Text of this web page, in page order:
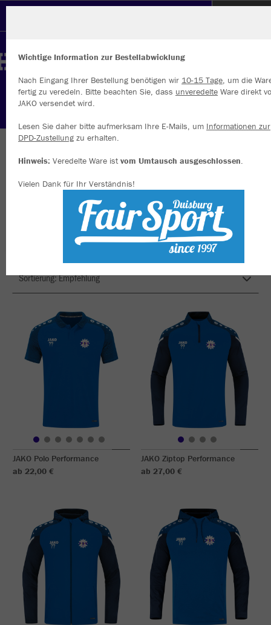
Herzlich willkommen im Vereinsshop des PSV
Neuss
Farbe
JAKO Polo Performance
ab 22,00 €
JAKO Ziptop Performance
ab 27,00 €
Wichtige Information zur Bestellabwicklung
Nach Eingang Ihrer Bestellung benötigen wir 10-15 Tage, um die
fertig zu veredeln. Bitte beachten Sie, dass unveredelte Ware direkt
JAKO versendet wird.
Lesen Sie daher bitte aufmerksam Ihre E-Mails, um Informationen zur
DPD-Zustellung zu erhalten.
Hinweis: Veredelte Ware istvom Umtausch ausgeschlossen.
Vielen Dank für Ihr Verständnis!
Wir verwenden Cookies
Inhalte anzeigen und unsere Website verbessern. Weitere
zu den Cookies findest Du in den Einstellungen.
Alle akzeptieren
Alle ablehnen
mehr Infos
Datenschutz
Impressum